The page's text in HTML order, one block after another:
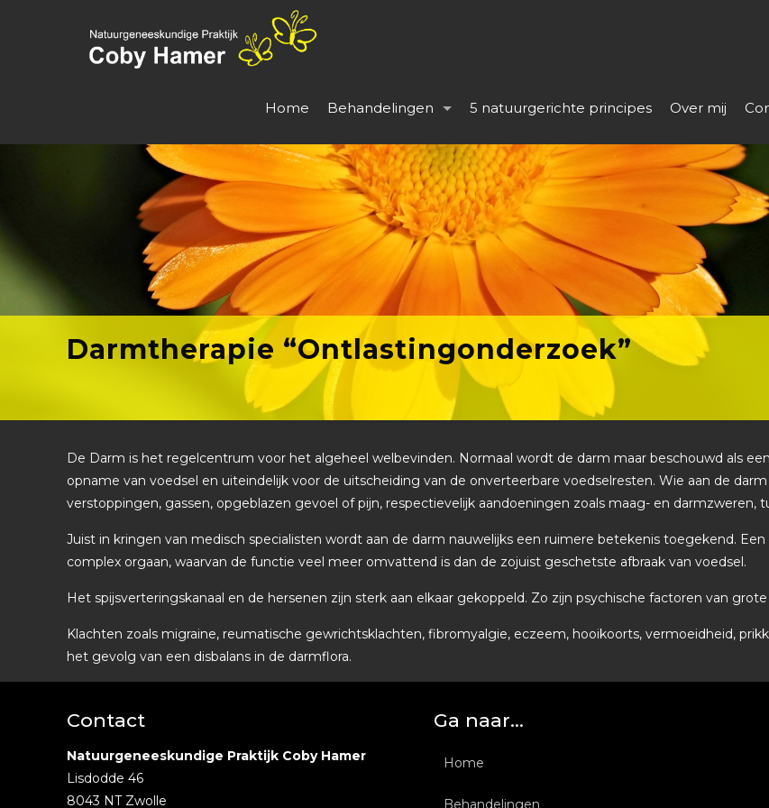
Home Behandelingen 5 natuurgerichte principes Over mij
Darmtherapie “Ontlastingonderzoek”
De Darm is het regelcentrum voor het algeheel welbevinden. Normaal wordt de darm maar beschouwd als
opname van voedsel en uiteindelijk voor de uitscheiding van de onverteerbare voedselresten. Wie aan de
verstoppingen, gassen, opgeblazen gevoel of pijn, respectievelijk aandoeningen zoals maag- en darmzweren,
Juist in kringen van medisch specialisten wordt aan de darm nauwelijks een ruimere betekenis toegekend.
complex orgaan, waarvan de functie veel meer omvattend is dan de zojuist geschetste afbraak van voedsel.
Het spijsverteringskanaal en de hersenen zijn sterk aan elkaar gekoppeld. Zo zijn psychische factoren van
Klachten zoals migraine, reumatische gewrichtsklachten, fibromyalgie, eczeem, hooikoorts, vermoeidheid,
het gevolg van een disbalans in de darmflora.
Contact
Natuurgeneeskundige Praktijk Coby Hamer
Lisdodde 46
8043 NT Zwolle
Ga naar…
Home
Behandelingen